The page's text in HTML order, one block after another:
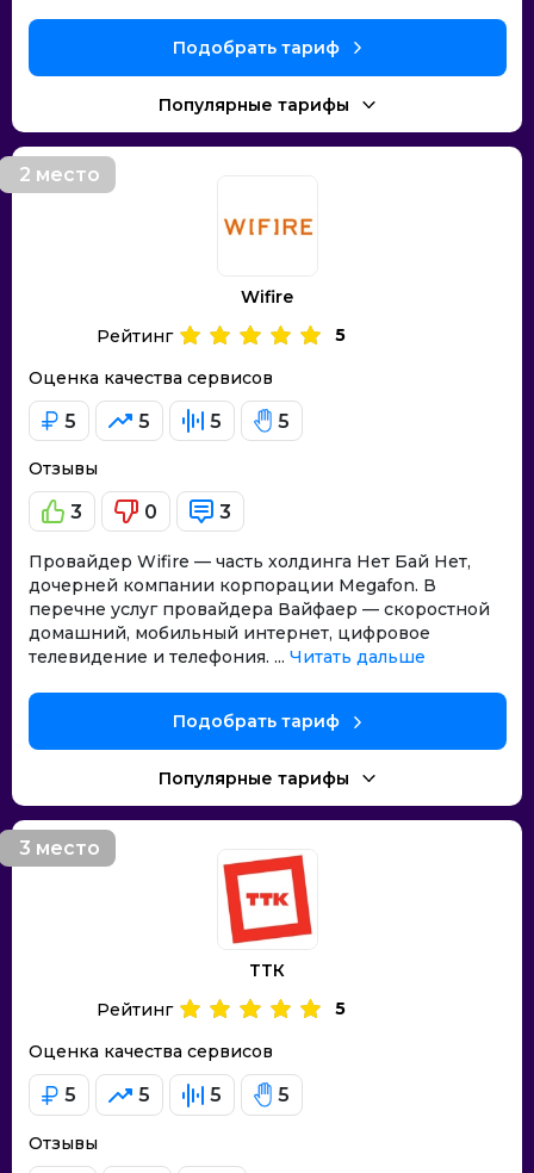
Подобрать тариф
Популярные тарифы
2 место
Wifire
Оценка качества сервисов
5 5 5 5
Отзывы
3 0 3
Рейтинг 5
Провайдер Wifire — часть холдинга Нет Бай Нет,
дочерней компании корпорации Megafon. В
перечне услуг провайдера Вайфаер — скоростной
домашний, мобильный интернет, цифровое
телевидение и телефония. ... Читать дальше
Подобрать тариф
Популярные тарифы
3 место
ТТК
Оценка качества сервисов
5 5 5 5
Отзывы
Рейтинг 5